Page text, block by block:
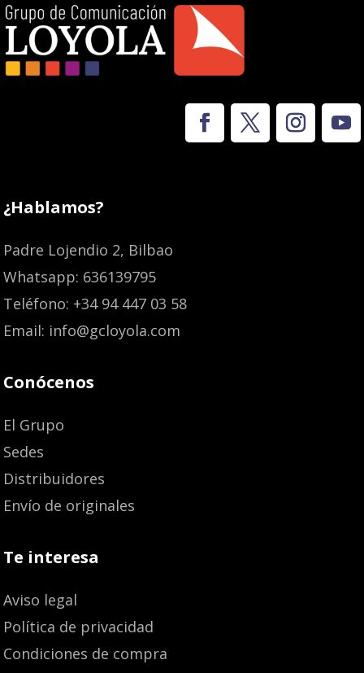
¿Hablamos?
Padre Lojendio 2, Bilbao
Whatsapp: 636139795
Teléfono: +34 94 447 03 58
Email: info@gcloyola.com
Conócenos
El Grupo
Sedes
Distribuidores
Envío de originales
Te interesa
Aviso legal
Política de privacidad
Condiciones de compra